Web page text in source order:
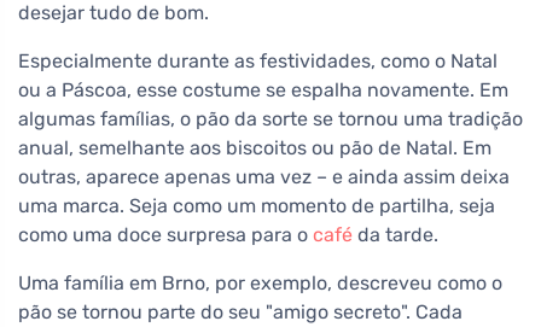
desejar tudo de bom.
Especialmente durante as festividades, como o Natal
ou a Páscoa, esse costume se espalha novamente. Em
algumas famílias, o pão da sorte se tornou uma tradição
anual, semelhante aos biscoitos ou pão de Natal. Em
outras, aparece apenas uma vez – e ainda assim deixa
uma marca. Seja como um momento de partilha, seja
como uma doce surpresa para o café da tarde.
Uma família em Brno, por exemplo, descreveu como o
pão se tornou parte do seu "amigo secreto". Cada